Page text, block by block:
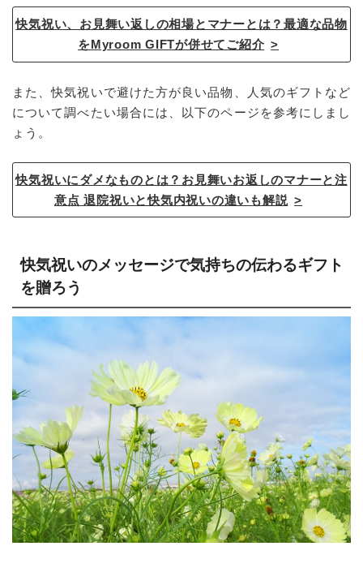
快気祝い、お見舞い返しの相場とマナーとは？最適な品物
をMyroom GIFTが併せてご紹介
また、快気祝いで避けた方が良い品物、人気のギフトなど
について調べたい場合には、以下のページを参考にしまし
ょう。
快気祝いにダメなものとは？お見舞いお返しのマナーと注
意点 退院祝いと快気内祝いの違いも解説
快気祝いのメッセージで気持ちの伝わるギフト
を贈ろう